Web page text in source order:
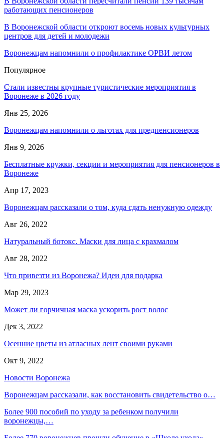
работающих пенсионеров
В Воронежской области откроют восемь новых культурных
центров для детей и молодежи
Воронежцам напомнили о профилактике ОРВИ летом
Популярное
Стали известны крупные туристические мероприятия в
Воронеже в 2026 году
Янв 25, 2026
Воронежцам напомнили о льготах для предпенсионеров
Янв 9, 2026
Бесплатные кружки, секции и мероприятия для пенсионеров в
Воронеже
Апр 17, 2023
Воронежцам рассказали о том, куда сдать ненужную одежду
Авг 26, 2022
Натуральный ботокс. Маски для лица с крахмалом
Авг 28, 2022
Что привезти из Воронежа? Идеи для подарка
Мар 29, 2023
Может ли горчичная маска ускорить рост волос
Дек 3, 2022
Осенние цветы из атласных лент своими руками
Окт 9, 2022
Новости Воронежа
Воронежцам рассказали, как восстановить свидетельство о…
Более 900 пособий по уходу за ребенком получили
воронежцы,…